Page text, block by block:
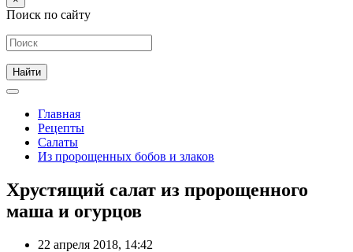
Поиск по сайту
Главная
Рецепты
Салаты
Из пророщенных бобов и злаков
Хрустящий салат из пророщенного
маша и огурцов
22 апреля 2018, 14:42